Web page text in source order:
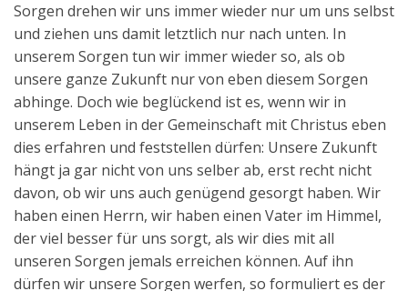
Sorgen drehen wir uns immer wieder nur um uns selbst
und ziehen uns damit letztlich nur nach unten. In
unserem Sorgen tun wir immer wieder so, als ob
unsere ganze Zukunft nur von eben diesem Sorgen
abhinge. Doch wie beglückend ist es, wenn wir in
unserem Leben in der Gemeinschaft mit Christus eben
dies erfahren und feststellen dürfen: Unsere Zukunft
hängt ja gar nicht von uns selber ab, erst recht nicht
davon, ob wir uns auch genügend gesorgt haben. Wir
haben einen Herrn, wir haben einen Vater im Himmel,
der viel besser für uns sorgt, als wir dies mit all
unseren Sorgen jemals erreichen können. Auf ihn
dürfen wir unsere Sorgen werfen, so formuliert es der